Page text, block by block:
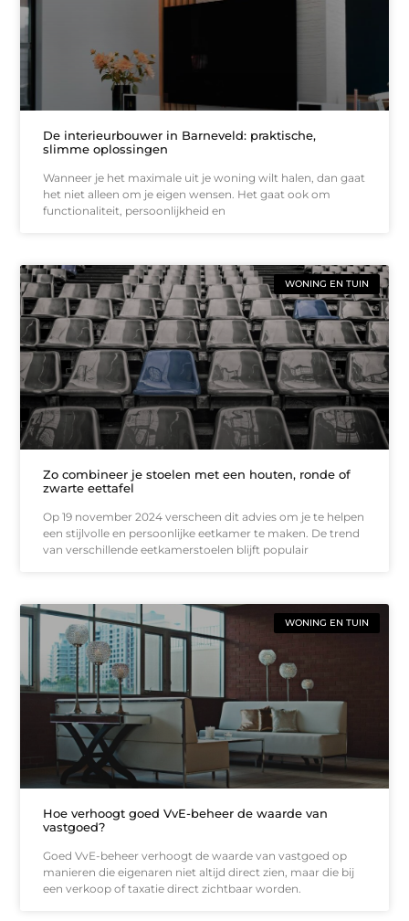
De interieurbouwer in Barneveld: praktische,
slimme oplossingen
Wanneer je het maximale uit je woning wilt halen, dan gaat
het niet alleen om je eigen wensen. Het gaat ook om
functionaliteit, persoonlijkheid en
WONING EN TUIN
Zo combineer je stoelen met een houten, ronde of
zwarte eettafel
Op 19 november 2024 verscheen dit advies om je te helpen
een stijlvolle en persoonlijke eetkamer te maken. De trend
van verschillende eetkamerstoelen blijft populair
WONING EN TUIN
Hoe verhoogt goed VvE-beheer de waarde van
vastgoed?
Goed VvE-beheer verhoogt de waarde van vastgoed op
manieren die eigenaren niet altijd direct zien, maar die bij
een verkoop of taxatie direct zichtbaar worden.